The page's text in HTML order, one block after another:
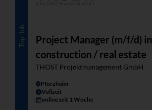
Top-Job
Project Manager (m/f/d) in
construction / real estate
THOST Projektmanagement GmbH
Pforzheim
Vollzeit
online seit 1 Woche